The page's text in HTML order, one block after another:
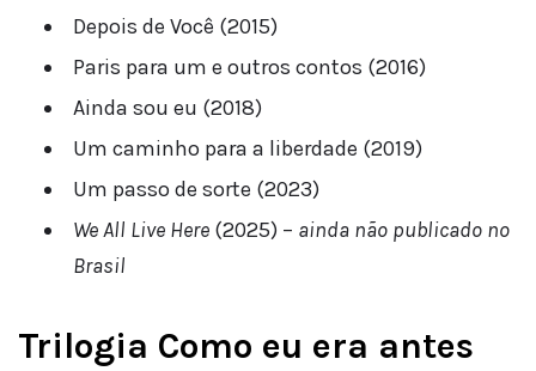
Depois de Você (2015)
Paris para um e outros contos (2016)
Ainda sou eu (2018)
Um caminho para a liberdade (2019)
Um passo de sorte (2023)
We All Live Here (2025) – ainda não publicado no
Brasil
Trilogia Como eu era antes